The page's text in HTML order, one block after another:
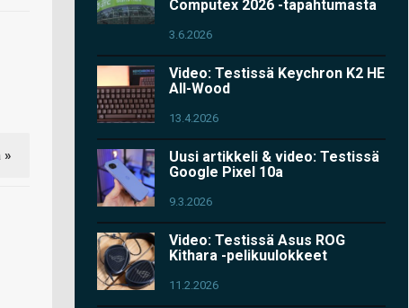
»
Computex 2026 -tapahtumasta
3.6.2026
Video: Testissä Keychron K2 HE
All-Wood
13.4.2026
Uusi artikkeli & video: Testissä
Google Pixel 10a
9.3.2026
Video: Testissä Asus ROG
Kithara -pelikuulokkeet
11.2.2026